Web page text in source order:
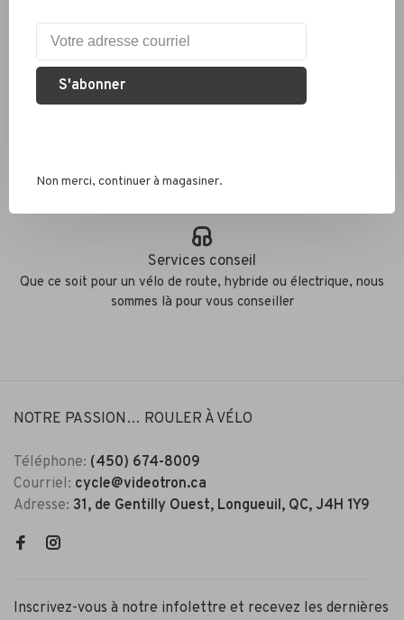
Expédition rapide
Nous recyclons les pneus, chambres à air et métaux
Services conseil
Que ce soit pour un vélo de route, hybride ou électrique, nous
sommes là pour vous conseiller
NOTRE PASSION… ROULER À VÉLO
Téléphone: (450) 674-8009
Courriel: cycle@videotron.ca
Adresse: 31, de Gentilly Ouest, Longueuil, QC, J4H 1Y9
Inscrivez-vous à notre infolettre et recevez les dernières
S'abonner
Non merci, continuer à magasiner.